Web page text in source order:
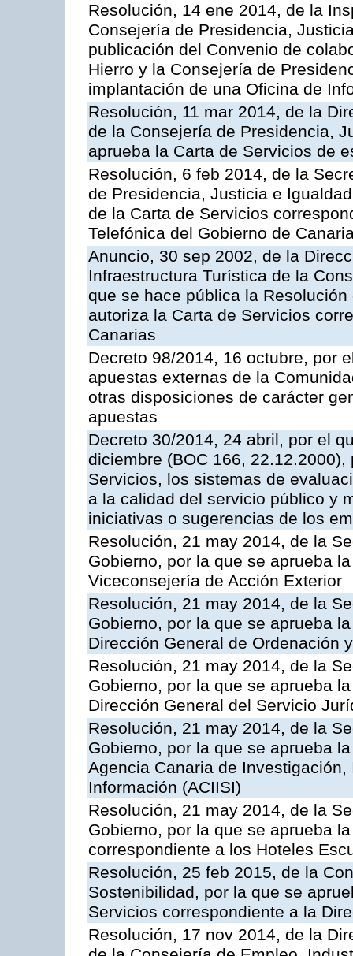
Resolución, 14 ene 2014, de la
Consejería de Presidencia,
publicación del Convenio de
Hierro y la Consejería de
implantación de una Oficina de
Resolución, 11 mar 2014, de la
de la Consejería de Presidencia,
aprueba la Carta de Servicios de
Resolución, 6 feb 2014, de la
de Presidencia, Justicia e
de la Carta de Servicios
Telefónica del Gobierno de
Anuncio, 30 sep 2002, de la
Infraestructura Turística de la
que se hace pública la
autoriza la Carta de Servicios
Canarias
Decreto 98/2014, 16 octubre, por
apuestas externas de la
otras disposiciones de carácter
apuestas
Decreto 30/2014, 24 abril, por el
diciembre (BOC 166,
Servicios, los sistemas de
a la calidad del servicio público y
iniciativas o sugerencias de los
Resolución, 21 may 2014, de la
Gobierno, por la que se aprueba
Viceconsejería de Acción Exterior
Resolución, 21 may 2014, de la
Gobierno, por la que se aprueba
Dirección General de Ordenación
Resolución, 21 may 2014, de la
Gobierno, por la que se aprueba
Dirección General del Servicio
Resolución, 21 may 2014, de la
Gobierno, por la que se aprueba
Agencia Canaria de
Información (ACIISI)
Resolución, 21 may 2014, de la
Gobierno, por la que se aprueba
correspondiente a los Hoteles
Resolución, 25 feb 2015, de la
Sostenibilidad, por la que se
Servicios correspondiente a la
Resolución, 17 nov 2014, de la